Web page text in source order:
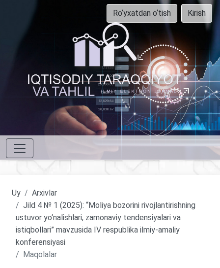
Ro‘yxatdan o‘tish Kirish
Uy
Arxivlar
Jild 4 № 1 (2025): “Moliya bozorini rivojlantirishning
ustuvor yo‘nalishlari, zamonaviy tendensiyalari va
istiqbollari” mavzusida IV respublika ilmiy-amaliy
konferensiyasi
Maqolalar